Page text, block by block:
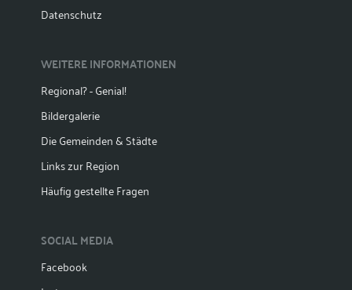
Datenschutz
WEITERE INFORMATIONEN
Regional? - Genial!
Bildergalerie
Die Gemeinden & Städte
Links zur Region
Häufig gestellte Fragen
SOCIAL MEDIA
Facebook